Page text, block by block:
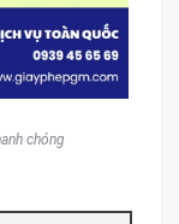
chóng